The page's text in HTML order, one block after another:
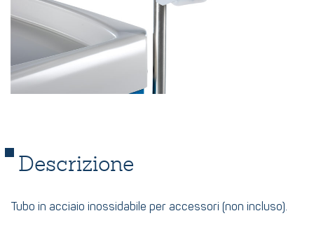
Descrizione
Tubo in acciaio inossidabile per accessori (non incluso).